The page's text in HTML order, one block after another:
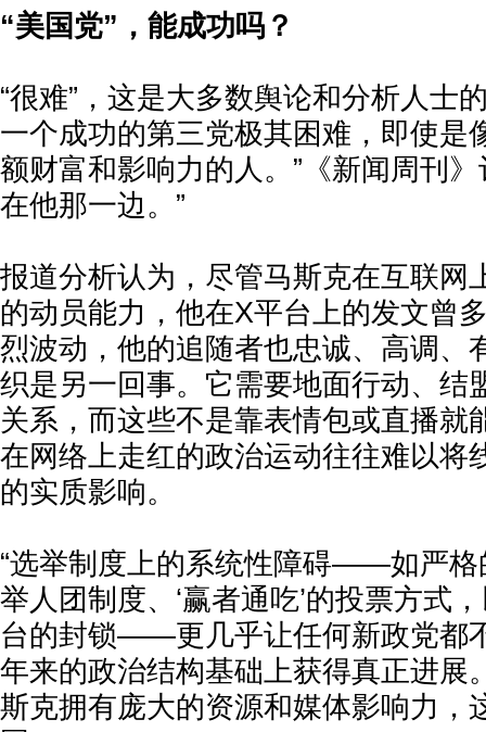
“美国党”，能成功吗？
“很难”，这是大多数舆论和分析人士
一个成功的第三党极其困难，即使是
额财富和影响力的人。”《新闻周刊
在他那一边。”
报道分析认为，尽管马斯克在互联网
的动员能力，他在X平台上的发文曾
烈波动，他的追随者也忠诚、高调、
织是另一回事。它需要地面行动、结
关系，而这些不是靠表情包或直播就
在网络上走红的政治运动往往难以将
的实质影响。
“选举制度上的系统性障碍——如严格
举人团制度、‘赢者通吃’的投票方式
台的封锁——更几乎让任何新政党都
年来的政治结构基础上获得真正进展
斯克拥有庞大的资源和媒体影响力，